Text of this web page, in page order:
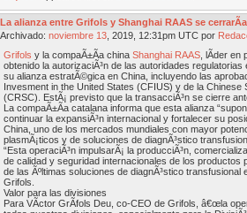
La alianza entre Grifols y Shanghai RAAS se
Archivado: noviembre 13 , 2019, 12:31pm UTC por
Grifols y la compaÃ±Ã­a china Shanghai RAAS , lÃ­der
obtenido la autorizaciÃ³n de las autoridades
su alianza estratÃ©gica en China, incluyendo las
Invesment in the United States (CFIUS) y de la
(CRSC). EstÃ¡ previsto que la transacciÃ³n se cierre
La compaÃ±Ã­a catalana informa que esta alianza
continuar la expansiÃ³n internacional y fortalecer su
China, uno de los mercados mundiales con mayor
plasmÃ¡ticos y de soluciones de diagnÃ³stico
“Esta operaciÃ³n impulsarÃ¡ la producciÃ³n,
de calidad y seguridad internacionales de los productos
de las Ãºltimas soluciones de diagnÃ³stico transfusional
Grifols.
Valor para las divisiones
Para VÃ­ctor GrÃ­fols Deu, co-CEO de Grifols, â€œla